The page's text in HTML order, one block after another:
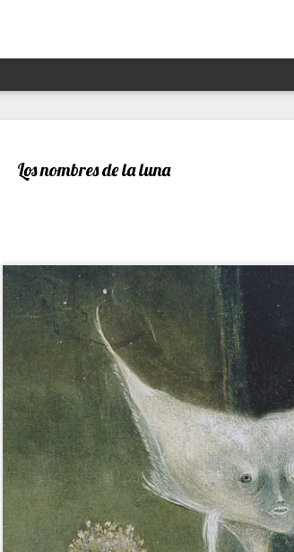
Los nombres de la luna
un afortunado encuentro
Arendt (1906- 1975) resuena con desgraciada vigencia
21, en estos precisos momentos de amenaza a las
de hechos de ilegalidad y crueldad crecientes por parte de
grandes potencias, de gobiernos talibanes, de un avance
de la ultraderecha más reaccionaria, caprichosa y
Arendt, de cuya muerte a los 69 se cumplieron 50 años
diciembre pasado, fue una pensadora alemana -de origen
original, audaz, a contracorriente, inconformista, libre de
atadura, que no le temió a la polémica.